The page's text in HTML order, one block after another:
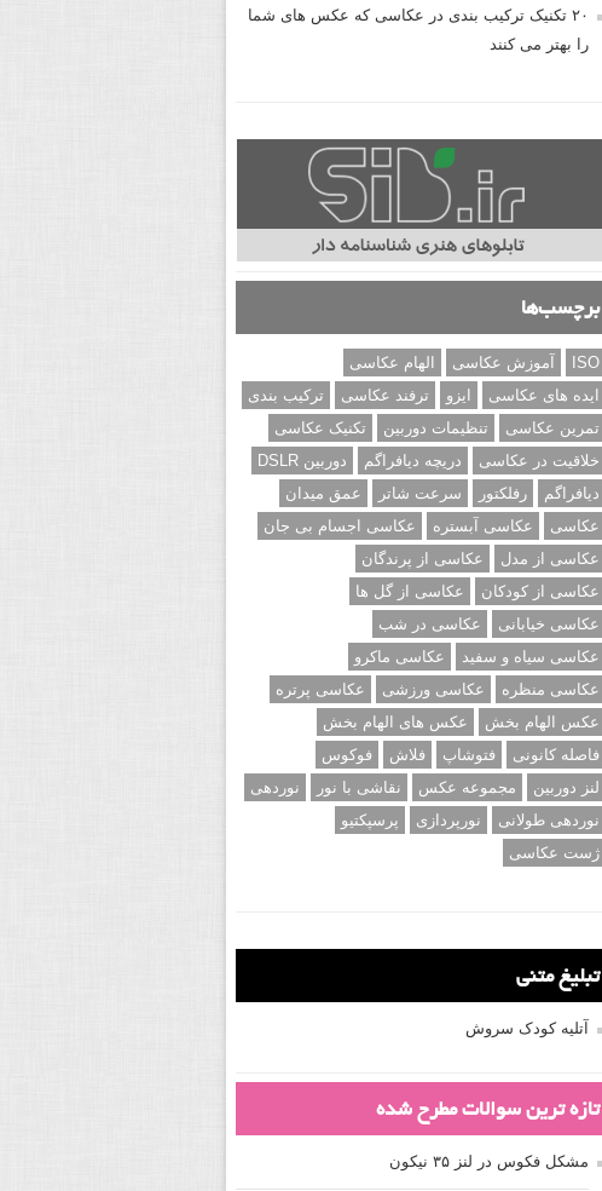
۲۰ تکنیک ترکیب بندی در عکاسی که عکس های شما
را بهتر می کنند
برچسب‌ها
ISO آموزش عکاسی
الهام عکاسی
ایده های عکاسی
ایزو ترفند عکاسی
ترکیب بندی
تمرین عکاسی
تنظیمات دوربین
تکنیک عکاسی
خلاقیت در عکاسی
دریچه دیافراگم
دوربین DSLR
دیافراگم
رفلکتور سرعت شاتر
عمق میدان
عکاسی
عکاسی آبستره
عکاسی اجسام بی جان
عکاسی از مدل
عکاسی از پرندگان
عکاسی از کودکان
عکاسی از گل ها
عکاسی خیابانی
عکاسی در شب
عکاسی سیاه و سفید
عکاسی ماکرو
عکاسی منظره
عکاسی ورزشی
عکاسی پرتره
عکس الهام بخش
عکس های الهام بخش
فاصله کانونی
فتوشاپ فلاش
فوکوس
لنز دوربین
مجموعه عکس نقاشی با نور
نوردهی
نوردهی طولانی
نورپردازی
پرسپکتیو
ژست عکاسی
تبلیغ متنی
آتلیه کودک سروش
تازه ترین سوالات مطرح شده
مشکل فکوس در لنز ۳۵ نیکون